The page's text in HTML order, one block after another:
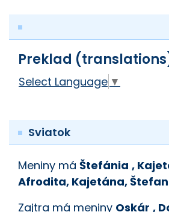
Preklad
Select Language ▼
Sviatok
Meniny má Štefánia ,
Afrodita, Kajetána,
Zajtra má meniny Oskár ,